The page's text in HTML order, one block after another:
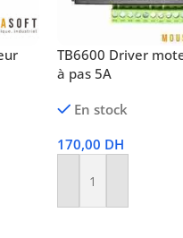
TB6600 Driver
à pas 5A
En stock
170,00 DH
Ajouter Au Panier